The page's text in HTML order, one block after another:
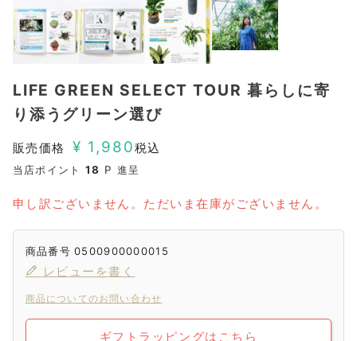
LIFE GREEN SELECT TOUR 暮らしに寄
り添うグリーン選び
販売価格 ¥ 1,980税込
当店ポイント 18 P 進呈
申し訳ございません。ただいま在庫がございません。
商品番号 0500900000015
レビューを書く
商品についてのお問い合わせ
ギフトラッピングはこちら